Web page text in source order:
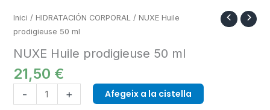
Inici / HIDRATACIÓN CORPORAL/ NUXE Huile
prodigieuse 50 ml
NUXE Huile prodigieuse 50 ml
21,50 €
- + Afegeix a la cistella